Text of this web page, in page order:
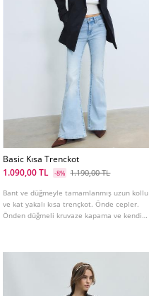
Basic Kısa Trenckot
1.090,00 TL
-8% 1.190,00 TL
Bant ve düğmeyle tamamlanmış uzun kollu
ve kat yakalı kısa trençkot. Önde cepler.
Önden düğmeli kruvaze kapama ve kendi